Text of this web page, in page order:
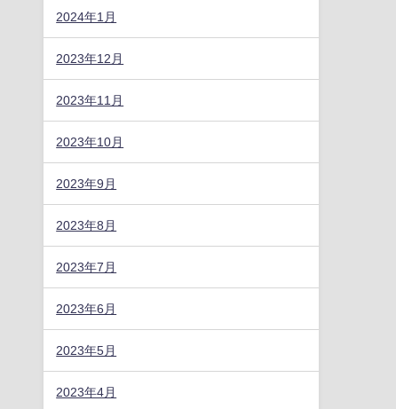
2024年1月
2023年12月
2023年11月
2023年10月
2023年9月
2023年8月
2023年7月
2023年6月
2023年5月
2023年4月